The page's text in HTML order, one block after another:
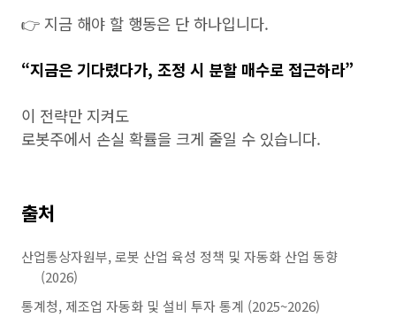
👉 지금 해야 할 행동은 단 하나입니다.
“지금은 기다렸다가, 조정 시 분할 매수로 접근하라”
이 전략만 지켜도
로봇주에서 손실 확률을 크게 줄일 수 있습니다.
출처
산업통상자원부, 로봇 산업 육성 정책 및 자동화 산업 동향
(2026)
통계청, 제조업 자동화 및 설비 투자 통계 (2025~2026)